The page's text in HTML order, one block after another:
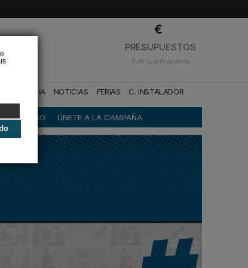
PRESUPUESTOS
Pide tu presupuesto
Y AGUA NOTICIAS FERIAS C. INSTALADOR
DECÁLOGO ÚNETE A LA CAMPAÑA